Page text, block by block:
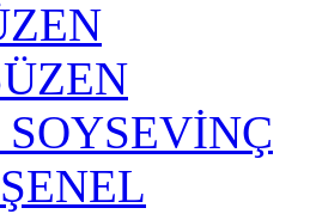
SOYSEVİNÇ